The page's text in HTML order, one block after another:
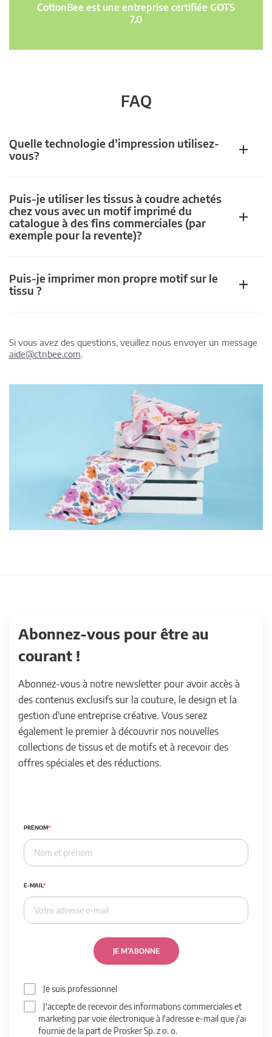
CottonBee est une entreprise certifiée GOTS
7.0
FAQ
Quelle technologie d’impression utilisez-
vous?
Puis-je utiliser les tissus à coudre achetés
chez vous avec un motif imprimé du
catalogue à des fins commerciales (par
exemple pour la revente)?
Puis-je imprimer mon propre motif sur le
tissu ?
Si vous avez des questions, veuillez nous envoyer un message
aide@ctnbee.com.
Abonnez-vous pour être au
courant !
Abonnez-vous à notre newsletter pour avoir accès à
des contenus exclusifs sur la couture, le design et la
gestion d'une entreprise créative. Vous serez
également le premier à découvrir nos nouvelles
collections de tissus et de motifs et à recevoir des
offres spéciales et des réductions.
PRÉNOM
E-MAIL
JE M’ABONNE
Je suis professionnel
J'accepte de recevoir des informations commerciales et
marketing par voie électronique à l'adresse e-mail que j'ai
fournie de la part de Prosker Sp. z o. o.